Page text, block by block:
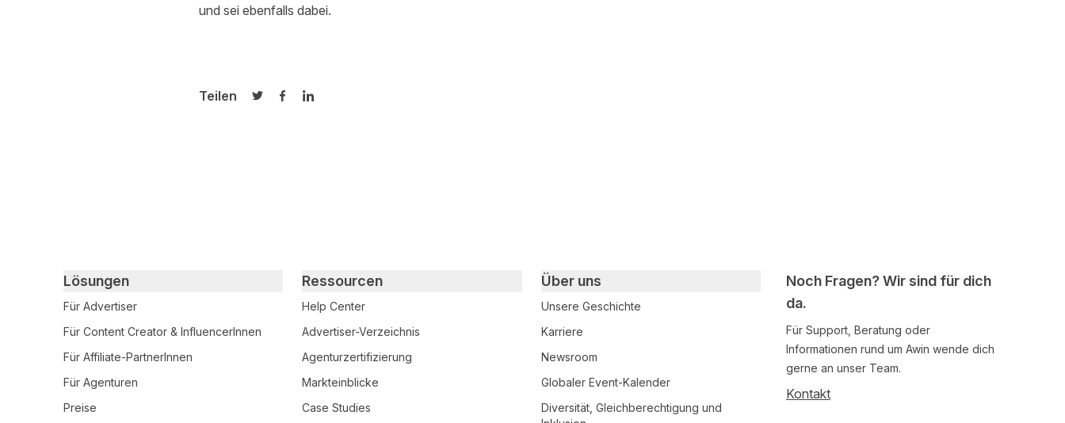
und sei ebenfalls dabei.
Teilen
Auf Twitter teilen
Auf Facebook teilen
Auf LinkedIn teilen
Noch Fragen? Wir sind für dich
da.
Für Support, Beratung oder
Informationen rund um Awin wende dich
gerne an unser Team.
Kontakt
Primary footer navigation
Lösungen
Für Advertiser
Für Content Creator & InfluencerInnen
Für Affiliate-PartnerInnen
Für Agenturen
Preise
Ressourcen
Help Center
Advertiser-Verzeichnis
Agenturzertifizierung
Markteinblicke
Case Studies
Über uns
Unsere Geschichte
Karriere
Newsroom
Globaler Event-Kalender
Diversität, Gleichberechtigung und